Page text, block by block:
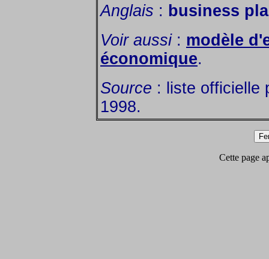
Anglais : business
Voir aussi: modèle
économique.
Source : liste officielle
1998.
Cette page